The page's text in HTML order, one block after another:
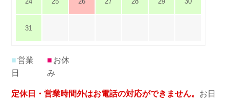
31
■営業
日
■ お休
み
定休日・営業時間外はお電話の対応ができません。 お日